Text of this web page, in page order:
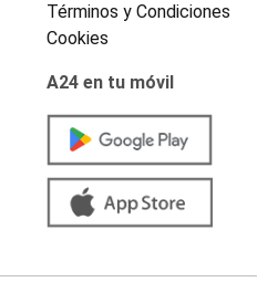
Términos y Condiciones
Cookies
A24 en tu móvil